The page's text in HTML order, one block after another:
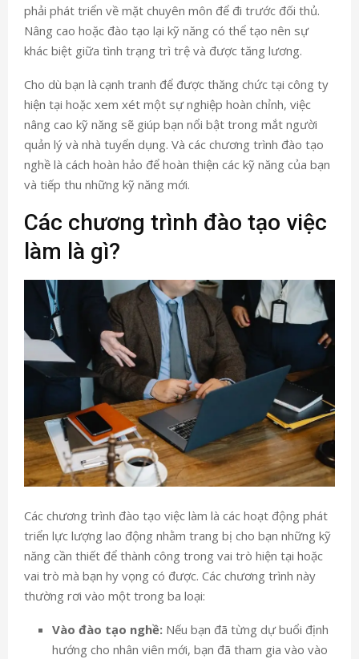
phải phát triển về mặt chuyên môn để đi trước đối thủ.
Nâng cao hoặc đào tạo lại kỹ năng có thể tạo nên sự
khác biệt giữa tình trạng trì trệ và được tăng lương.
Cho dù bạn là cạnh tranh để được thăng chức tại công ty
hiện tại hoặc xem xét một sự nghiệp hoàn chỉnh, việc
nâng cao kỹ năng sẽ giúp bạn nổi bật trong mắt người
quản lý và nhà tuyển dụng. Và các chương trình đào tạo
nghề là cách hoàn hảo để hoàn thiện các kỹ năng của bạn
và tiếp thu những kỹ năng mới.
Các chương trình đào tạo việc
làm là gì?
Các chương trình đào tạo việc làm là các hoạt động phát
triển lực lượng lao động nhằm trang bị cho bạn những kỹ
năng cần thiết để thành công trong vai trò hiện tại hoặc
vai trò mà bạn hy vọng có được. Các chương trình này
thường rơi vào một trong ba loại:
Vào đào tạo nghề: Nếu bạn đã từng dự buổi định
hướng cho nhân viên mới, bạn đã tham gia vào vào